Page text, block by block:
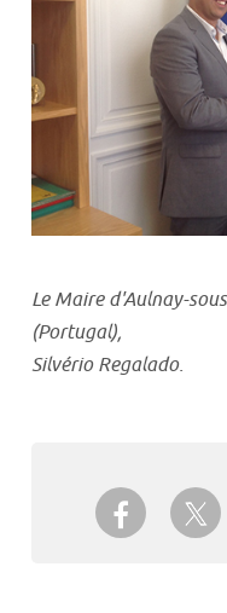
Le Maire d'Aulnay-
(Portugal),
Silvério Regalado.